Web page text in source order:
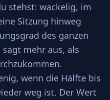
stehst: wackelig, im
Sitzung hinweg
des ganzen
mehr aus, als
wenn die Hälfte bis
weg ist. Der Wert